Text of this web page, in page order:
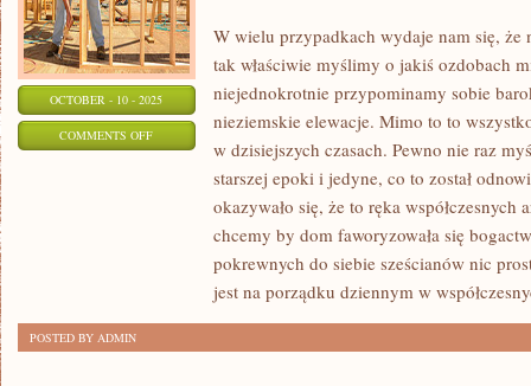
OCTOBER - 10 - 2025
COMMENTS OFFON
W wielu przypadkach wydaje nam się, że
tak właściwie myślimy o jakiś ozdobach
niejednokrotnie przypominamy sobie
nieziemskie elewacje. Mimo to to
w dzisiejszych czasach. Pewno nie raz
starszej epoki i jedyne, co to został
okazywało się, że to ręka
chcemy by dom faworyzowała się
pokrewnych do siebie sześcianów nic
jest na porządku dziennym w
POSTED BY ADMIN